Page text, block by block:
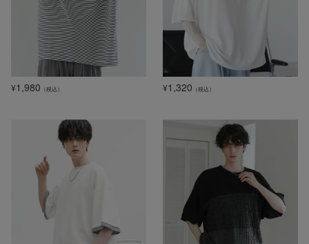
¥1,980 （税込） ¥1,320 （税込）